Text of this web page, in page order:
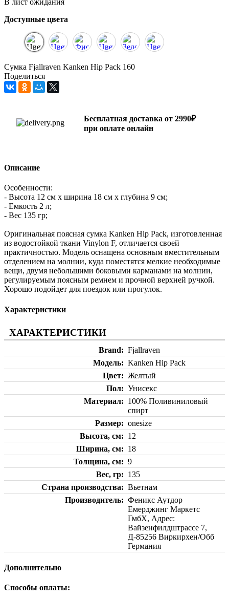
Доступные цвета
Сумка Fjallraven Kanken Hip Pack 160
Поделиться
Бесплатная доставка от 2990₽
при оплате онлайн
Описание
Особенности:
- Высота 12 см х ширина 18 см х глубина 9 см;
- Емкость 2 л;
- Вес 135 гр;
Оригинальная поясная сумка Kanken Hip Pack, изготовленная
из водостойкой ткани Vinylon F, отличается своей
практичностью. Модель оснащена основным вместительным
отделением на молнии, куда поместятся мелкие необходимые
вещи, двумя небольшими боковыми карманами на молнии,
регулируемым поясным ремнем и прочной верхней ручкой.
Хорошо подойдет для поездок или прогулок.
Характеристики
ХАРАКТЕРИСТИКИ
Brand
Fjallraven
Модель
Kanken Hip Pack
Цвет
Желтый
Пол
Унисекс
Материал
100% Поливиниловый
спирт
Размер
onesize
Высота, см
12
Ширина, см
18
Толщина, см
9
Вес, гр
135
Страна производства
Вьетнам
Производитель
Феникс Аутдор
Емерджинг Маркетс
ГмбХ, Адрес:
Вайзенфилдштрассе 7,
Д-85256 Виркирхен/Обб
Германия
Дополнительно
Способы оплаты: